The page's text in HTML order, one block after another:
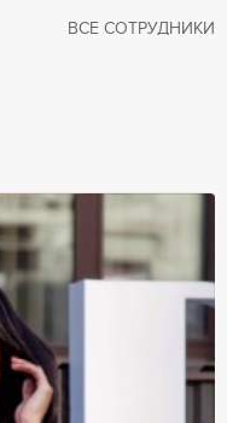
ВСЕ СОТРУДНИКИ